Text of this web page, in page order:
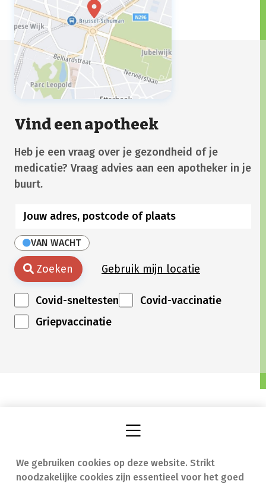
We gebruiken cookies op deze website. Strikt
noodzakelijke cookies zijn essentieel voor het goed
Vind een apotheek
Heb je een vraag over je gezondheid of je
medicatie? Vraag advies aan een apotheker in je
buurt.
VAN WACHT
Zoeken Gebruik mijn locatie
Covid-sneltesten
Covid-vaccinatie
Griepvaccinatie
Vind een apotheek
In geval van nood